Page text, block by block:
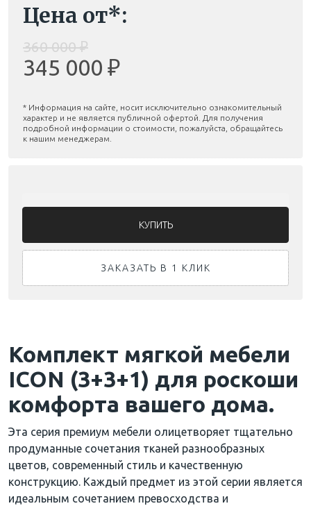
Цена от*:
360 000 ₽
345 000 ₽
* Информация на сайте, носит исключительно ознакомительный
характер и не является публичной офертой. Для получения
подробной информации о стоимости, пожалуйста, обращайтесь
к нашим менеджерам.
ЗАКАЗАТЬ В 1 КЛИК
Комплект мягкой мебели
ICON (3+3+1) для роскоши
комфорта вашего дома.
Эта серия премиум мебели олицетворяет тщательно
продуманные сочетания тканей разнообразных
цветов, современный стиль и качественную
конструкцию. Каждый предмет из этой серии является
идеальным сочетанием превосходства и